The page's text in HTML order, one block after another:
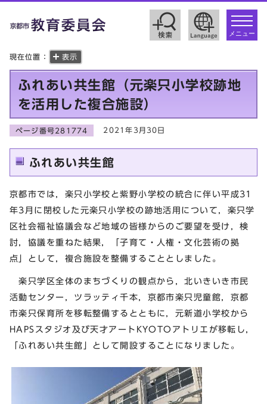
toggle
メニュー
現在位置： 表示
ふれあい共生館（元楽只小学校跡地
を活用した複合施設）
ページ番号281774 2021年3月30日
ふれあい共生館
京都市では，楽只小学校と紫野小学校の統合に伴い平成31
年3月に閉校した元楽只小学校の跡地活用について，楽只学
区社会福祉協議会など地域の皆様からのご要望を受け，検
討，協議を重ねた結果，「子育て・人権・文化芸術の拠
点」として，複合施設を整備することとしました。
楽只学区全体のまちづくりの観点から，北いきいき市民
活動センター，ツラッティ千本，京都市楽只児童館，京都
市楽只保育所を移転整備するとともに，元新道小学校から
HAPSスタジオ及び天才アートKYOTOアトリエが移転し，
「ふれあい共生館」として開設することになりました。